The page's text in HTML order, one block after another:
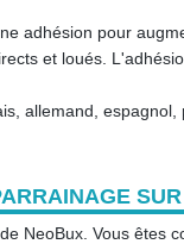
adhésion pour
et loués.
allemand,
NeoBux. Vous êtes